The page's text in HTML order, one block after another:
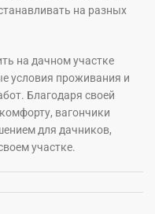
на разных
на дачном участке
условия проживания и
Благодаря своей
вагончики
для дачников,
участке.